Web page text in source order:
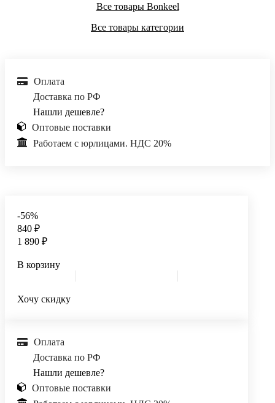
Все товары Bonkeel
Все товары категории
Оплата
Доставка по РФ
Нашли дешевле?
Оптовые поставки
Работаем с юрлицами. НДС 20%
-56%
840 ₽
1 890 ₽
В корзину
Хочу скидку
Оплата
Доставка по РФ
Нашли дешевле?
Оптовые поставки